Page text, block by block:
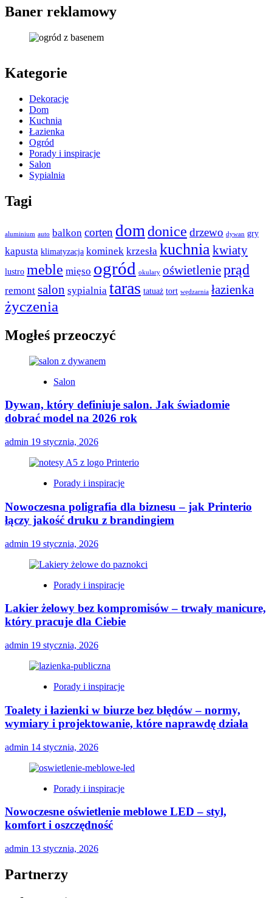
Baner reklamowy
Kategorie
Dekoracje
Dom
Kuchnia
Łazienka
Ogród
Porady i inspiracje
Salon
Sypialnia
Tagi
aluminium auto balkon corten dom donice drzewo dywan gry
kapusta klimatyzacja kominek krzesła kuchniakwiaty
lustro meble mięso ogród okulary oświetlenieprąd
remont salon sypialnia taras tatuaż tort wędzarnia łazienka
życzenia
Mogłeś przeoczyć
Salon
Dywan, który definiuje salon. Jak świadomie
dobrać model na 2026 rok
admin 19 stycznia, 2026
Porady i inspiracje
Nowoczesna poligrafia dla biznesu – jak Printerio
łączy jakość druku z brandingiem
admin 19 stycznia, 2026
Porady i inspiracje
Lakier żelowy bez kompromisów – trwały manicure,
który pracuje dla Ciebie
admin 19 stycznia, 2026
Porady i inspiracje
Toalety i łazienki w biurze bez błędów – normy,
wymiary i projektowanie, które naprawdę działa
admin 14 stycznia, 2026
Porady i inspiracje
Nowoczesne oświetlenie meblowe LED – styl,
komfort i oszczędność
admin 13 stycznia, 2026
Partnerzy